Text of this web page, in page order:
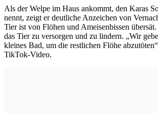
Als der Welpe im Haus ankommt, den Karas
nennt, zeigt er deutliche Anzeichen von
Tier ist von Flöhen und Ameisenbissen
das Tier zu versorgen und zu lindern. „Wir
kleines Bad, um die restlichen Flöhe
TikTok-Video.